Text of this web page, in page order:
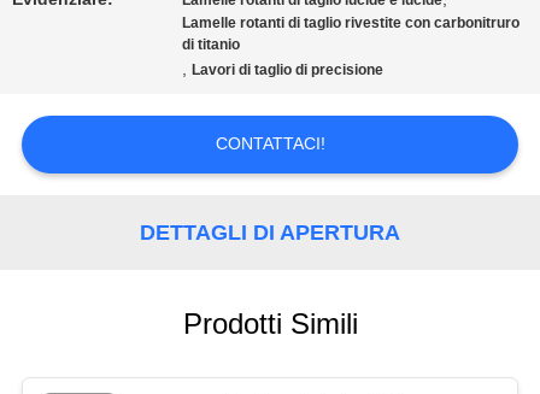
SITO
POLITICA
Lamelle rotanti di taglio rivestite con carbonitruro
di titanio
,Lavori di taglio di precisione
CONTATTACI!
DETTAGLI DI APERTURA
Prodotti Simili